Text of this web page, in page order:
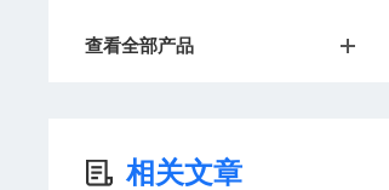
查看全部产品
相关文章